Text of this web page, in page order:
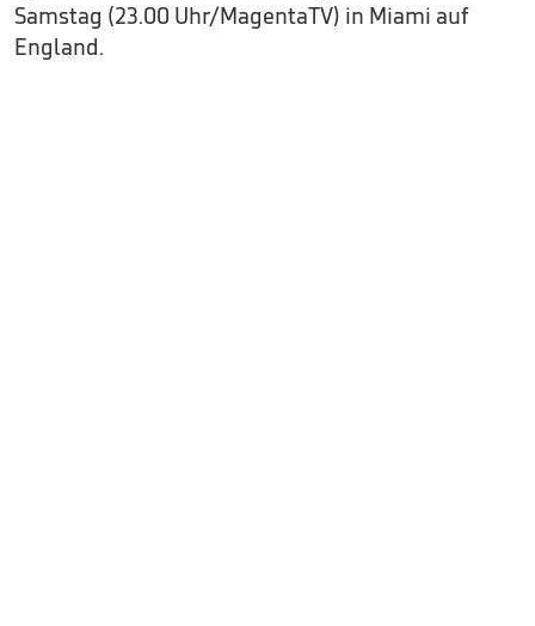
Samstag (23.00 Uhr/MagentaTV) in Miami auf
England.